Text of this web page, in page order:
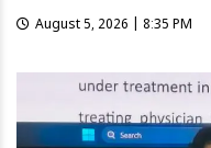
August 5, 2026 | 8:35 PM